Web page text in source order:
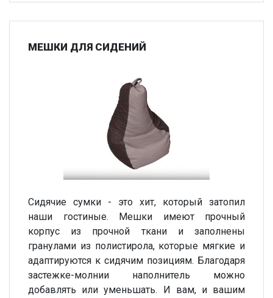
МЕШКИ ДЛЯ СИДЕНИЙ
Сидячие сумки - это хит, который затопил
наши гостиные. Мешки имеют прочный
корпус из прочной ткани и заполнены
гранулами из полистирола, которые мягкие и
адаптируются к сидячим позициям. Благодаря
застежке-молнии наполнитель можно
добавлять или уменьшать. И вам, и вашим